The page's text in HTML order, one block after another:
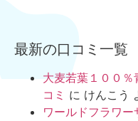
最新の口コミ一覧
大麦若葉１００
コミ に けんこう
ワールドフラワー